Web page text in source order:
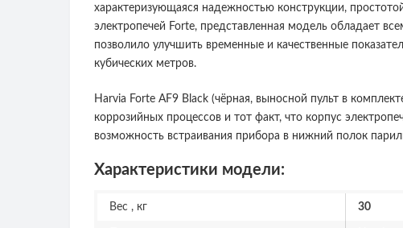
характеризующаяся надежностью конструкции,
электропечей Forte, представленная модель обладает
позволило улучшить временные и качественные
кубических метров.
Harvia Forte AF9 Black (чёрная, выносной пульт в
коррозийных процессов и тот факт, что корпус
возможность встраивания прибора в нижний полок
Характеристики модели:
Вес , кг 30